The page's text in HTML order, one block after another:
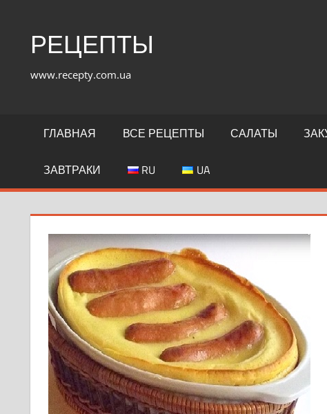
содержимому
РЕЦЕПТЫ
www.recepty.com.ua
ГЛАВНАЯ ВСЕ РЕЦЕПТЫ САЛАТЫ
ЗАВТРАКИ RU UA